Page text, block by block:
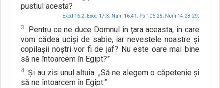
pustiul acesta?
Exod 16.2; Exod 17.3; Num 16.41; Ps 106.25; Num 14.28-29;
3
Pentru ce ne duce Domnul în ţara aceasta, în care
vom cădea ucişi de sabie, iar nevestele noastre şi
copilaşii noştri vor fi de jaf? Nu este oare mai bine
să ne întoarcem în Egipt?”
4 Şi au zis unul altuia: „Să ne alegem o căpetenie şi
să ne întoarcem în Egipt.”